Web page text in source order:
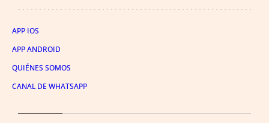
APP IOS
APP ANDROID
QUIÉNES SOMOS
CANAL DE WHATSAPP